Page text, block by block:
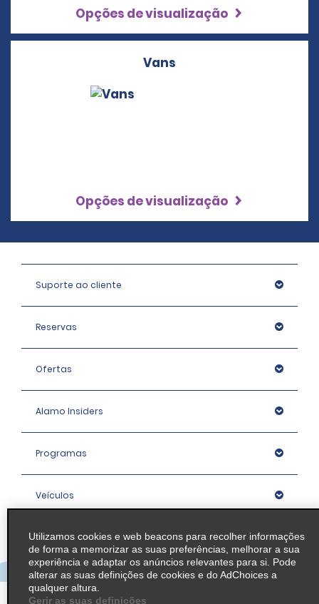
Opções de visualização
Vans
Opções de visualização
Suporte ao cliente
Reservas
Ofertas
Alamo Insiders
Programas
Veículos
Agências
Empresa
Utilizamos cookies e web beacons para recolher informações
de forma a memorizar as suas preferências, melhorar a sua
experiência e adaptar os anúncios relevantes para si. Pode
alterar as suas definições de cookies e do AdChoices a
qualquer altura.
Gerir as suas definições